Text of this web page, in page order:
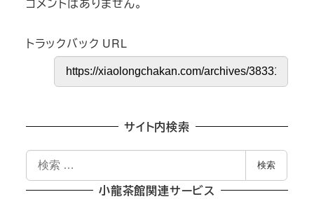
トラックバック URL
サイト内検索
検
索
検索
小龍茶館関連サービス